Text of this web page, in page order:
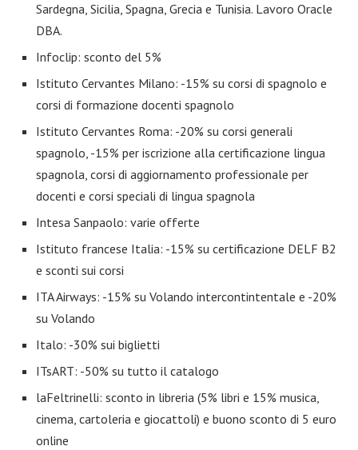
Sardegna, Sicilia, Spagna, Grecia e Tunisia. Lavoro Oracle
DBA.
Infoclip: sconto del 5%
Istituto Cervantes Milano: -15% su corsi di spagnolo e
corsi di formazione docenti spagnolo
Istituto Cervantes Roma: -20% su corsi generali
spagnolo, -15% per iscrizione alla certificazione lingua
spagnola, corsi di aggiornamento professionale per
docenti e corsi speciali di lingua spagnola
Intesa Sanpaolo: varie offerte
Istituto francese Italia: -15% su certificazione DELF B2
e sconti sui corsi
ITA Airways: -15% su Volando intercontintentale e -20%
su Volando
Italo: -30% sui biglietti
ITsART: -50% su tutto il catalogo
laFeltrinelli: sconto in libreria (5% libri e 15% musica,
cinema, cartoleria e giocattoli) e buono sconto di 5 euro
online